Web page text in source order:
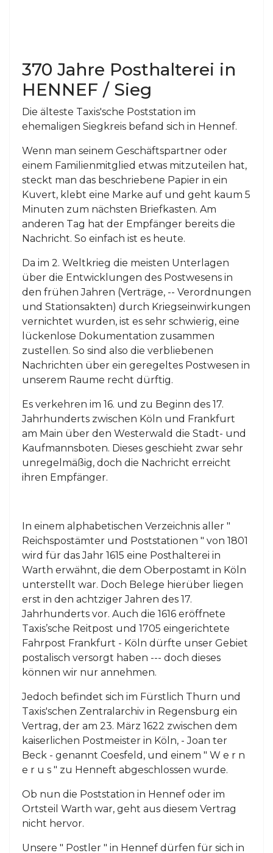
370 Jahre Posthalterei in
HENNEF / Sieg
Die älteste Taxis'sche Poststation im
ehemaligen Siegkreis befand sich in Hennef.
Wenn man seinem Geschäftspartner oder
einem Familienmitglied etwas mitzuteilen hat,
steckt man das beschriebene Papier in ein
Kuvert, klebt eine Marke auf und geht kaum 5
Minuten zum nächsten Briefkasten. Am
anderen Tag hat der Empfänger bereits die
Nachricht. So einfach ist es heute.
Da im 2. Weltkrieg die meisten Unterlagen
über die Entwicklungen des Postwesens in
den frühen Jahren (Verträge, -- Verordnungen
und Stationsakten) durch Kriegseinwirkungen
vernichtet wurden, ist es sehr schwierig, eine
lückenlose Dokumentation zusammen
zustellen. So sind also die verbliebenen
Nachrichten über ein geregeltes Postwesen in
unserem Raume recht dürftig.
Es verkehren im 16. und zu Beginn des 17.
Jahrhunderts zwischen Köln und Frankfurt
am Main über den Westerwald die Stadt- und
Kaufmannsboten. Dieses geschieht zwar sehr
unregelmäßig, doch die Nachricht erreicht
ihren Empfänger.
In einem alphabetischen Verzeichnis aller "
Reichspostämter und Poststationen " von 1801
wird für das Jahr 1615 eine Posthalterei in
Warth erwähnt, die dem Oberpostamt in Köln
unterstellt war. Doch Belege hierüber liegen
erst in den achtziger Jahren des 17.
Jahrhunderts vor. Auch die 1616 eröffnete
Taxis’sche Reitpost und 1705 eingerichtete
Fahrpost Frankfurt - Köln dürfte unser Gebiet
postalisch versorgt haben --- doch dieses
können wir nur annehmen.
Jedoch befindet sich im Fürstlich Thurn und
Taxis'schen Zentralarchiv in Regensburg ein
Vertrag, der am 23. März 1622 zwischen dem
kaiserlichen Postmeister in Köln, - Joan ter
Beck - genannt Coesfeld, und einem " W e r n
e r u s " zu Henneft abgeschlossen wurde.
Ob nun die Poststation in Hennef oder im
Ortsteil Warth war, geht aus diesem Vertrag
nicht hervor.
Unsere " Postler " in Hennef dürfen für sich in